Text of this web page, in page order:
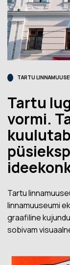
TARTU
Tartu
vormi.
Tartu
linnamuuseumi
graafiline
sobivam